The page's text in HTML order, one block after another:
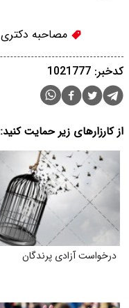
مصاحبه دکتری
کدخبر: 1021777
از کارزارهای زیر حمایت کنید:
درخواست آزادی پرندگان